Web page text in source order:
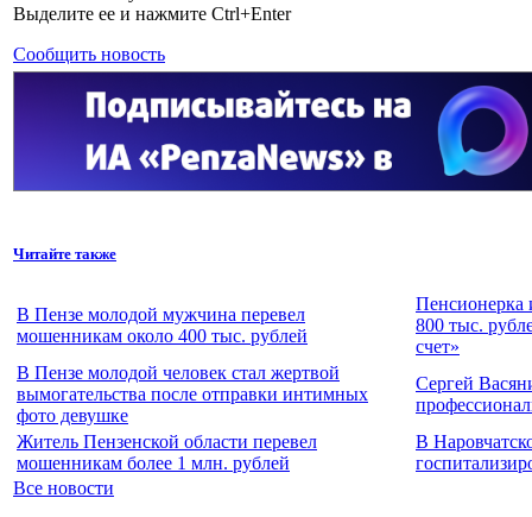
Выделите ее и нажмите Ctrl+Enter
Сообщить новость
Читайте также
В Пензе молодой мужчина перевел
мошенникам около 400 тыс. рублей
Пенсионерка
800 тыс.
счет»
В Пензе молодой человек стал жертвой
вымогательства после отправки интимных
фото девушке
Сергей
Житель Пензенской области перевел
мошенникам более 1 млн. рублей
В
Все новости